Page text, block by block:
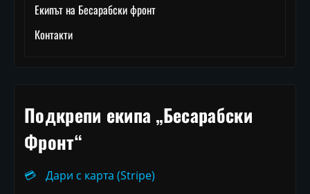
Екипът на Бесарабски фронт
Контакти
Подкрепи екипа „Бесарабски
Фронт“
💳
Дари с карта (Stripe)